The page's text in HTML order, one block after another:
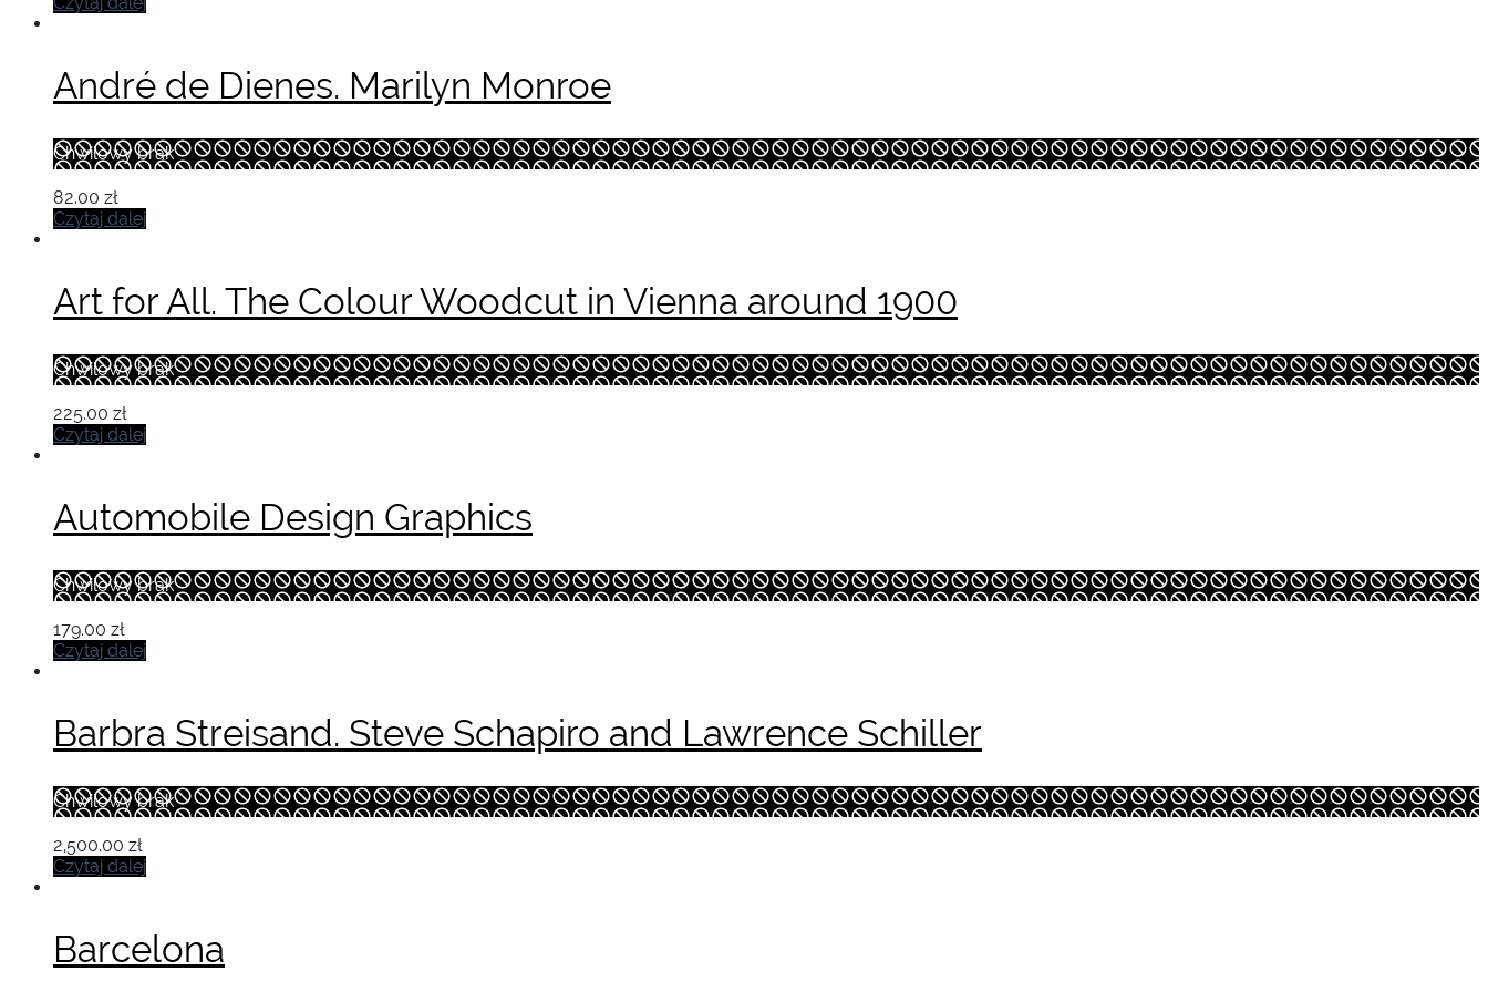
André de Dienes. Marilyn Monroe
Chwilowy brak
82.00 zł
Czytaj dalej
Art for All. The Colour Woodcut in Vienna around 1900
Chwilowy brak
225.00 zł
Czytaj dalej
Automobile Design Graphics
Chwilowy brak
179.00 zł
Czytaj dalej
Barbra Streisand. Steve Schapiro and Lawrence Schiller
Chwilowy brak
2,500.00 zł
Czytaj dalej
Barcelona